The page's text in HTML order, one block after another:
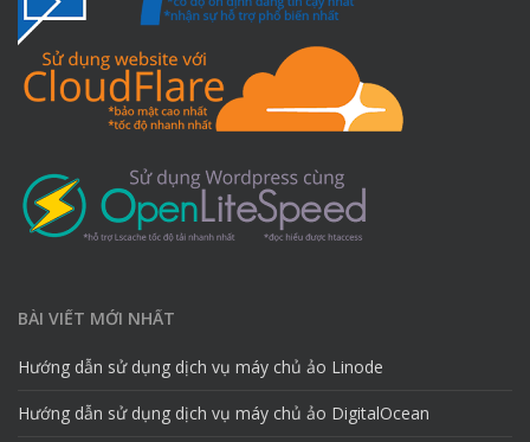
BÀI VIẾT MỚI NHẤT
Hướng dẫn sử dụng dịch vụ máy chủ ảo Linode
Hướng dẫn sử dụng dịch vụ máy chủ ảo DigitalOcean